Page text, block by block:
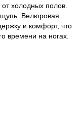
холодных полов.
Велюровая
и комфорт, что
времени на ногах.